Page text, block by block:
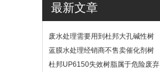
最新文章
废水处理需要用到杜邦大孔碱性树
脂？
蓝膜水处理经销商不售卖催化剂树
脂
杜邦UP6150失效树脂属于危险废弃